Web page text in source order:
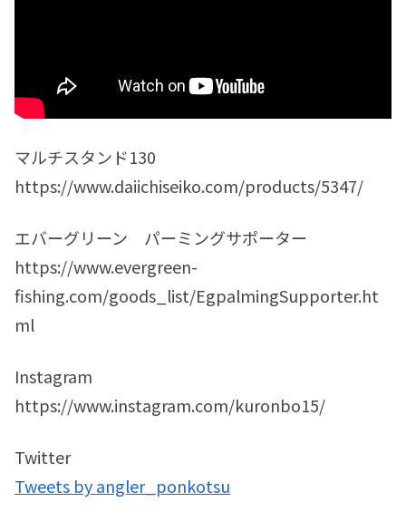
マルチスタンド130
https://www.daiichiseiko.com/products/5347/
エバーグリーン パーミングサポーター
https://www.evergreen-
fishing.com/goods_list/EgpalmingSupporter.ht
ml
Instagram
https://www.instagram.com/kuronbo15/
Twitter
Tweets by angler_ponkotsu